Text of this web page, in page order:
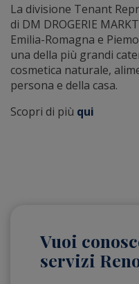
La divisione Tenant
di DM DROGERIE
Emilia-Romagna e
una della più grandi
cosmetica naturale,
persona e della casa.
Scopri di più qui
Vuoi
servizi